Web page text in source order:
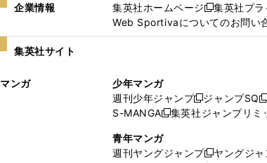
企業情報 集英社ホームページ
新
し
い
ド
ウ
く
集英社プ
Web Sportivaについてのお問い
集英社サイト
マンガ
少年マンガ
週刊少年ジャンプ
新
し
ィ
ジャンプSQ
新
S-MANGA
新
い
ウ
集英社ジャンプリミ
青年マンガ
週刊ヤングジャンプ
新 ヤングジ